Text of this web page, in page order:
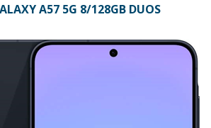
A57 5G 8/128GB DUOS